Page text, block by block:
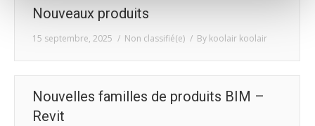
Nouveaux produits
15 septembre, 2025 Non classifié(e) By koolair koolair
Nouvelles familles de produits BIM –
Revit